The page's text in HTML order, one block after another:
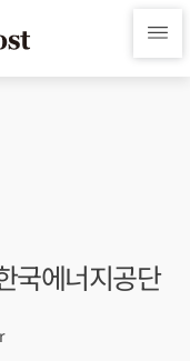
국에너지공단